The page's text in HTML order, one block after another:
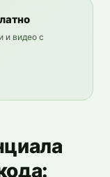
и видео с